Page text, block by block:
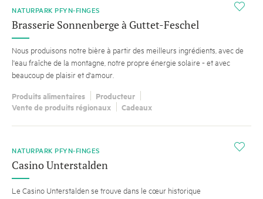
i
NATURPARK PFYN-FINGES
Brasserie Sonnenberge à Guttet-Feschel
Nous produisons notre bière à partir des meilleurs ingrédients, avec de
l'eau fraîche de la montagne, notre propre énergie solaire - et avec
beaucoup de plaisir et d'amour.
Produits alimentaires
Producteur
Vente de produits régionaux
Cadeaux
i
NATURPARK PFYN-FINGES
Casino Unterstalden
Le Casino Unterstalden se trouve dans le cœur historique